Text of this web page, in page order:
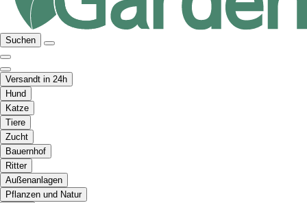
Suchen
Versandt in 24h
Hund
Katze
Tiere
Zucht
Bauernhof
Ritter
Außenanlagen
Pflanzen und Natur